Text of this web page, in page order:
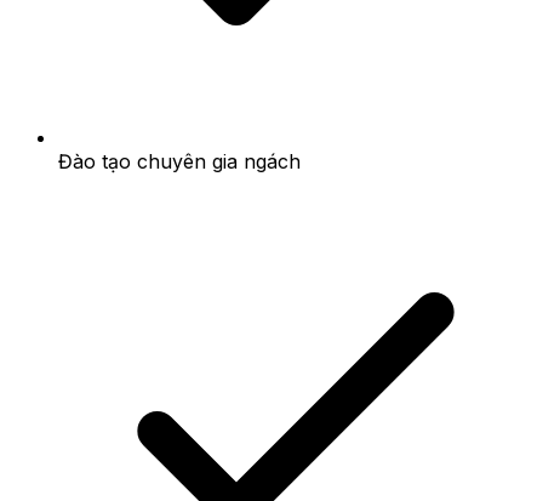
Đào tạo chuyên gia ngách